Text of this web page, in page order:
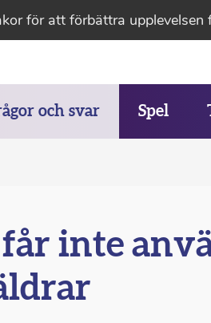
för att förbättra upplevelsen
och svar Spel
får inte